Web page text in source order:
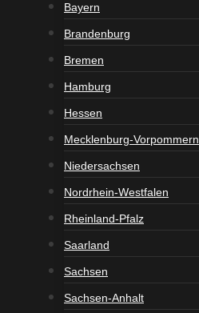
Bayern
Brandenburg
Bremen
Hamburg
Hessen
Mecklenburg-Vorpommern
Niedersachsen
Nordrhein-Westfalen
Rheinland-Pfalz
Saarland
Sachsen
Sachsen-Anhalt